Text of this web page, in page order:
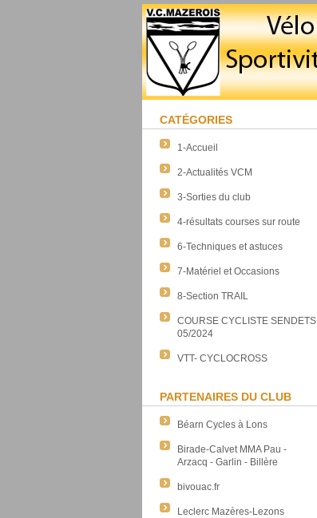
CATÉGORIES
1-Accueil
2-Actualités VCM
3-Sorties du club
4-résultats courses sur route
6-Techniques et astuces
7-Matériel et Occasions
8-Section TRAIL
COURSE CYCLISTE SENDETS
05/2024
VTT- CYCLOCROSS
PARTENAIRES DU CLUB
Béarn Cycles à Lons
Birade-Calvet MMA Pau -
Arzacq - Garlin - Billère
bivouac.fr
Leclerc Mazères-Lezons